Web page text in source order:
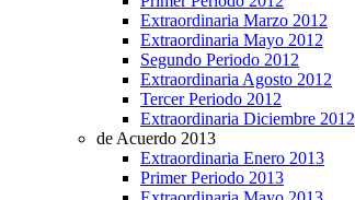
Extraordinaria Marzo 2012
Extraordinaria Mayo 2012
Segundo Periodo 2012
Extraordinaria Agosto 2012
Tercer Periodo 2012
Extraordinaria Diciembre 2012
de Acuerdo 2013
Extraordinaria Enero 2013
Primer Periodo 2013